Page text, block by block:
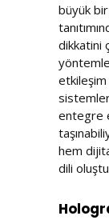
büyük
dikkatini
etkileşim
entegre
hem
dili